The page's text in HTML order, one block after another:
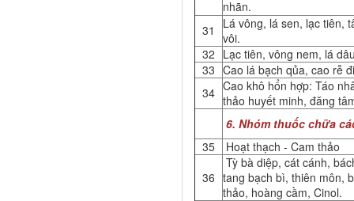
nhãn.
31
Lá vông, lá sen, lạc tiên,
vôi.
32 Lạc tiên, vông nem, lá
33 Cao lá bạch qủa, cao rễ
34 Cao khô hổn hợp: Táo
thảo huyết minh, đăng
6. Nhóm thuốc chữa
35
Hoạt thạch - Cam thảo
36
Tỳ bà diệp, cát cánh,
tang bạch bì, thiên môn,
thảo, hoàng cầm, Cinol.